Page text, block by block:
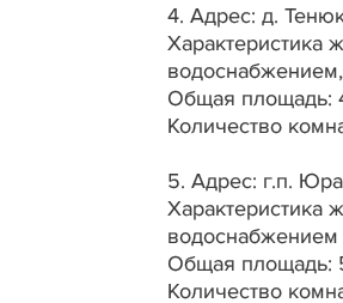
4. Адрес: д.
Характеристика
Общая площадь:
Количество
5. Адрес: г.п.
Характеристика
водоснабжением
Общая площадь:
Количество